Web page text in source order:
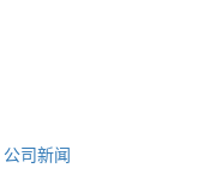
公司新闻